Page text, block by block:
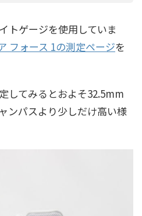
トゲージを使用していま
フォース 1の測定ページを
してみるとおよそ32.5mm
ンパスより少しだけ高い様